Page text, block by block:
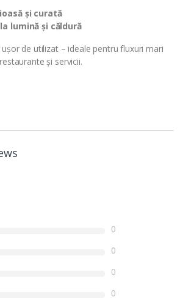
și curată
lumină și căldură
de utilizat – ideale pentru fluxuri mari
și servicii.
0
0
0
0